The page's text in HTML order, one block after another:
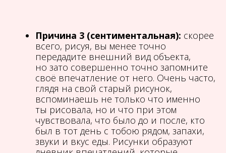
Причина 3 (сентиментальная): скорее
всего, рисуя, вы менее точно
передадите внешний вид объекта,
но зато совершенно точно запомните
своё впечатление от него. Очень часто,
глядя на свой старый рисунок,
вспоминаешь не только что именно
ты рисовала, но и что при этом
чувствовала, что было до и после, кто
был в тот день с тобою рядом, запахи,
звуки и вкус еды. Рисунки образуют